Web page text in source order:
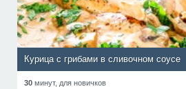
Курица с грибами в сливочном соусе
30 минут, для новичков